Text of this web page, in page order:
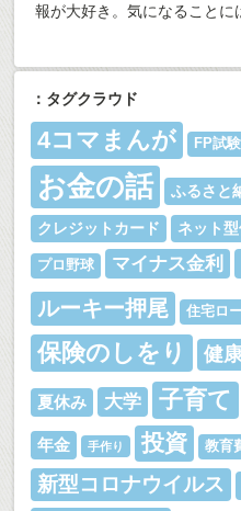
報が大好き。気になることに
：タグクラウド
4コマまんが FP試
お金の話 ふるさと
クレジットカード ネット
プロ野球 マイナス金利
ルーキー押尾 住宅ロ
保険のしをり 健
夏休み 大学 子育て
年金 手作り 投資 教育
新型コロナウイルス